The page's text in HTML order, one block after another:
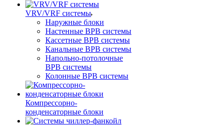
VRV/VRF системы
Наружные блоки
Настенные ВРВ системы
Кассетные ВРВ системы
Канальные ВРВ системы
Напольно-потолочные
ВРВ системы
Колонные ВРВ системы
Компрессорно-
конденсаторные блоки